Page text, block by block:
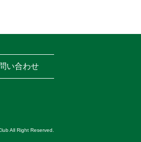
い合わせ
All Right Reserved.